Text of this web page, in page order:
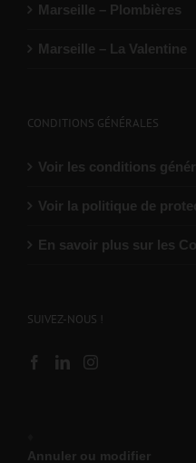
Marseille – Plombières
Marseille – La Valentine
CONDITIONS GÉNÉRALES
Voir les conditions
Voir la politique de
En savoir plus sur les
SUIVEZ-NOUS !
Annuler ou modifier